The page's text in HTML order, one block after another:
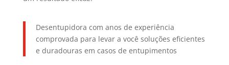
Desentupidora com anos de experiência
comprovada para levar a você soluções eficientes
e duradouras em casos de entupimentos